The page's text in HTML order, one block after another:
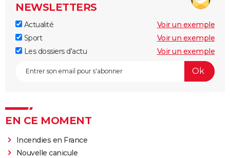
NEWSLETTERS
Actualité
Voir un exemple
Sport
Voir un exemple
Les dossiers d'actu
Voir un exemple
EN CE MOMENT
Incendies en France
Nouvelle canicule